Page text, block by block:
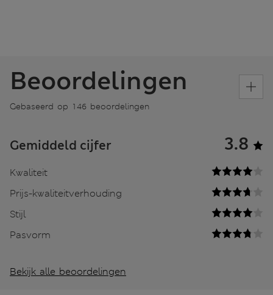
Beoordelingen
Gebaseerd op 146 beoordelingen
Gemiddeld cijfer 3.8
Kwaliteit
Prijs-kwaliteitverhouding
Stijl
Pasvorm
Bekijk alle beoordelingen